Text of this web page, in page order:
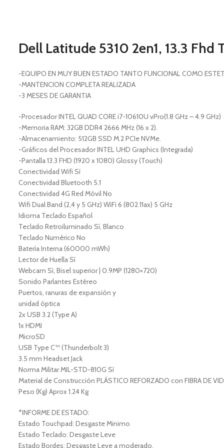
Dell Latitude 5310 2en1, 13.3 Fhd
-EQUIPO EN MUY BUEN ESTADO TANTO FUNCIONAL COMO
-MANTENCION COMPLETA REALIZADA
-3 MESES DE GARANTIA
-Procesador INTEL QUAD CORE i7-10610U vPro(1.8 GHz – 4.9 GHz)
-Memoria RAM: 32GB DDR4 2666 MHz (16 x 2).
-Almacenamiento: 512GB SSD M.2 PCIe NVMe.
-Gráficos del Procesador INTEL UHD Graphics (Integrada)
-Pantalla 13.3 FHD (1920 x 1080) Glossy (Touch)
Conectividad Wifi Sí
Conectividad Bluetooth 5.1
Conectividad 4G Red Móvil No
Wifi Dual Band (2,4 y 5 GHz) WiFi 6 (802.11ax) 5 GHz
Idioma Teclado Español
Teclado Retroiluminado Sí, Blanco
Teclado Numérico No
Batería Interna (60000 mWh)
Lector de Huella Sí
Webcam Sí, Bisel superior | 0.9MP (1280×720)
Sonido Parlantes Estéreo
Puertos, ranuras de expansión y
unidad óptica
2x USB 3.2 (Type A)
1x HDMI
MicroSD
USB Type C™ (Thunderbolt 3)
3.5 mm Headset Jack
Norma Militar MIL-STD-810G Sí
Material de Construcción PLÁSTICO REFORZADO con FIBRA DE
Peso (Kg) Aprox 1.24 Kg
*INFORME DE ESTADO:
Estado Touchpad: Desgaste Minimo
Estado Teclado: Desgaste Leve
Estado Bordes: Desgaste Leve a moderado.